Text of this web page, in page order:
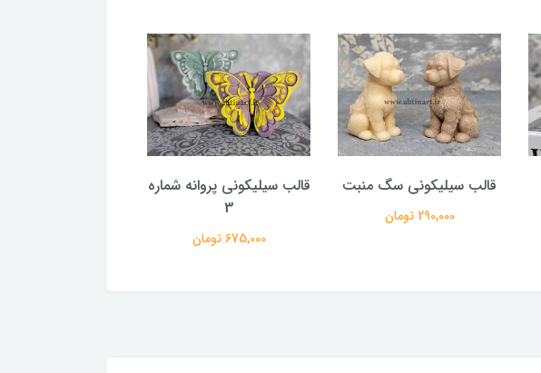
قالب سیلیکونی سگ منبت
290,000 تومان
قالب سیلیکونی پروانه شماره
3
675,000 تومان